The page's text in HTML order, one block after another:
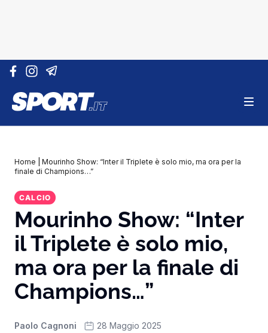
Vai al contenuto
Home
Mourinho Show: “Inter il Triplete è solo mio, ma ora per la
finale di Champions…”
CALCIO
Mourinho Show: “Inter
il Triplete è solo mio,
ma ora per la finale di
Champions…”
Paolo Cagnoni 28 Maggio 2025